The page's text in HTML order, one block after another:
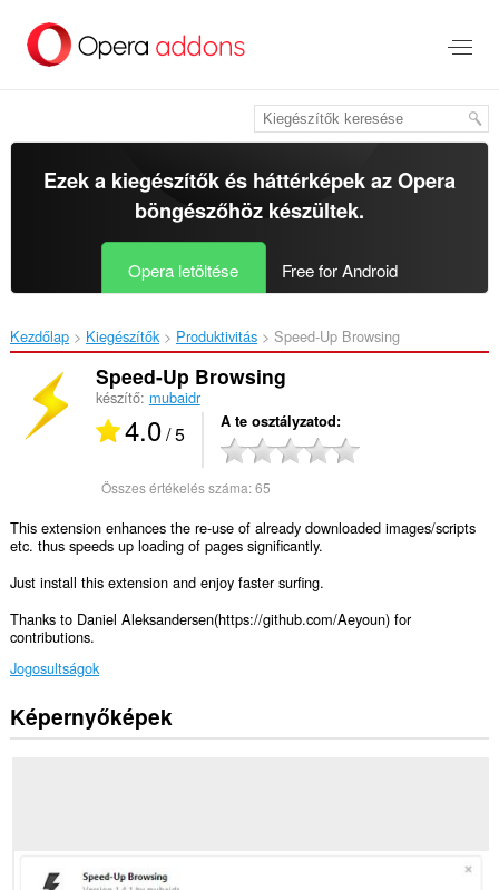
Ezek a kiegészítők és háttérképek azOpera
böngészőhözkészültek.
Opera letöltése Free for Android
Kezdőlap Kiegészítők Produktivitás Speed-Up Browsing‎
Speed-Up Browsing
készítő: mubaidr
4.0/ 5 A te osztályzatod
Összes értékelés száma:65
This extension enhances the re-use of already downloaded images/scripts
etc. thus speeds up loading of pages significantly.
Just install this extension and enjoy faster surfing.
Thanks to Daniel Aleksandersen(https://github.com/Aeyoun) for
contributions.
Jogosultságok
Ez
a
Képernyőképek